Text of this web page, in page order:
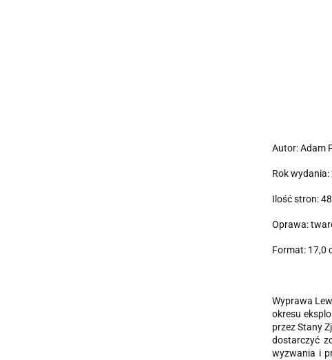
Autor: Adam
Rok wydania:
Ilość stron:
Oprawa:
Format: 17,0
Wyprawa
okresu
przez Stany
dostarczyć
wyzwania i